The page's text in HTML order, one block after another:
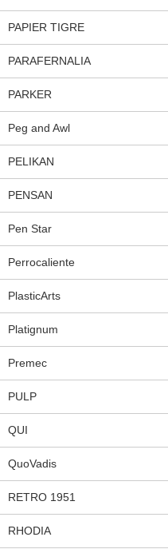
PAPIER TIGRE
PARAFERNALIA
PARKER
Peg and Awl
PELIKAN
PENSAN
Pen Star
Perrocaliente
PlasticArts
Platignum
Premec
PULP
QUI
QuoVadis
RETRO 1951
RHODIA